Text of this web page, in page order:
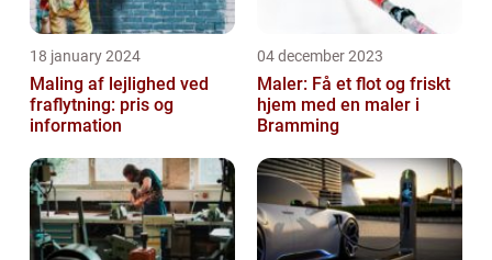
18 january 2024
Maling af lejlighed ved
fraflytning: pris og
information
04 december 2023
Maler: Få et flot og friskt
hjem med en maler i
Bramming